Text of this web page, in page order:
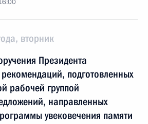
вторник
Президента
подготовленных
рабочей группой
направленных
увековечения памяти